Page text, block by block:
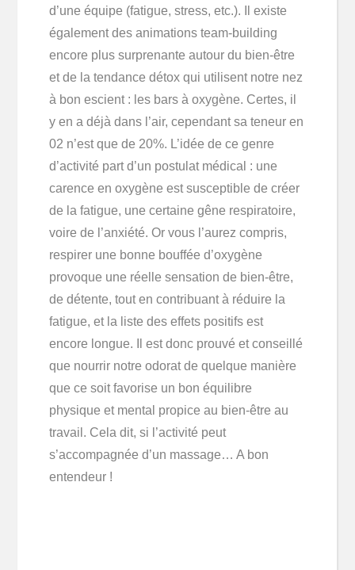
d’une équipe (fatigue, stress, etc.). Il existe
également des animations team-building
encore plus surprenante autour du bien-être
et de la tendance détox qui utilisent notre nez
à bon escient : les bars à oxygène. Certes, il
y en a déjà dans l’air, cependant sa teneur en
02 n’est que de 20%. L’idée de ce genre
d’activité part d’un postulat médical : une
carence en oxygène est susceptible de créer
de la fatigue, une certaine gêne respiratoire,
voire de l’anxiété. Or vous l’aurez compris,
respirer une bonne bouffée d’oxygène
provoque une réelle sensation de bien-être,
de détente, tout en contribuant à réduire la
fatigue, et la liste des effets positifs est
encore longue. Il est donc prouvé et conseillé
que nourrir notre odorat de quelque manière
que ce soit favorise un bon équilibre
physique et mental propice au bien-être au
travail. Cela dit, si l’activité peut
s’accompagnée d’un massage… A bon
entendeur !